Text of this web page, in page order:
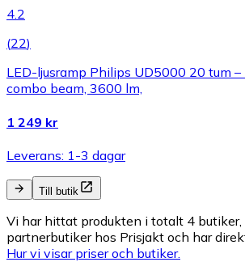
4.2
(22)
LED-ljusramp Philips UD5000 20 tum –
combo beam, 3600 lm,
1 249 kr
Leverans: 1-3 dagar
Till butik
Vi har hittat produkten i totalt 4 butiker,
partnerbutiker hos Prisjakt och har
Hur vi visar priser och butiker.